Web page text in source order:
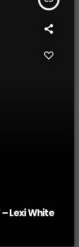
– Lexi White